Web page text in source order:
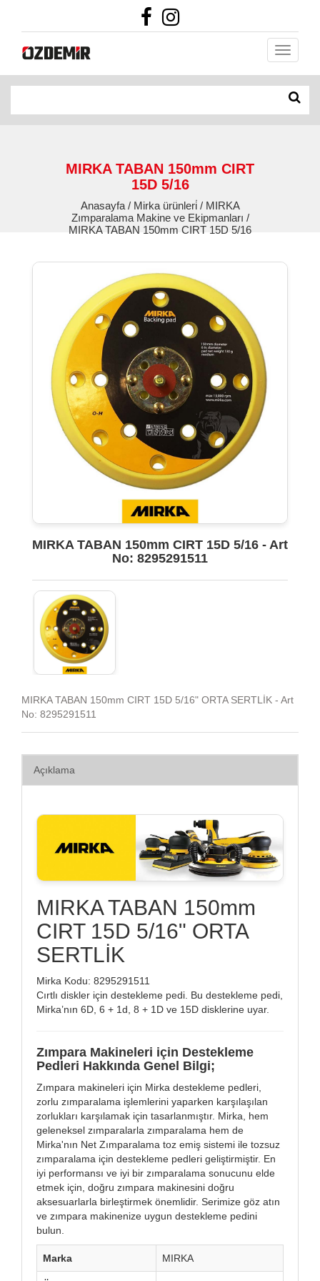
MIRKA TABAN 150mm CIRT
15D 5/16
Anasayfa / Mirka ürünleri̇ / MIRKA
Zımparalama Makine ve Ekipmanları /
MIRKA TABAN 150mm CIRT 15D 5/16
MIRKA TABAN 150mm CIRT 15D 5/16 - Art
No: 8295291511
MIRKA TABAN 150mm CIRT 15D 5/16" ORTA SERTLİK - Art
No: 8295291511
Açıklama
MIRKA TABAN 150mm
CIRT 15D 5/16" ORTA
SERTLİK
Mirka Kodu: 8295291511
Cırtlı diskler için destekleme pedi. Bu destekleme pedi,
Mirka’nın 6D, 6 + 1d, 8 + 1D ve 15D disklerine uyar.
Zımpara Makineleri için Destekleme
Pedleri Hakkında Genel Bilgi;
Zımpara makineleri için Mirka destekleme pedleri,
zorlu zımparalama işlemlerini yaparken karşılaşılan
zorlukları karşılamak için tasarlanmıştır. Mirka, hem
geleneksel zımparalarla zımparalama hem de
Mirka'nın Net Zımparalama toz emiş sistemi ile tozsuz
zımparalama için destekleme pedleri geliştirmiştir. En
iyi performansı ve iyi bir zımparalama sonucunu elde
etmek için, doğru zımpara makinesini doğru
aksesuarlarla birleştirmek önemlidir. Serimize göz atın
ve zımpara makinenize uygun destekleme pedini
bulun.
Marka MIRKA